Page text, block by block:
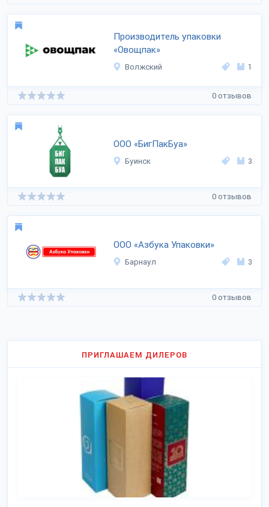
Производитель упаковки
«Овощпак»
Волжский 1
0 отзывов
ООО «БигПакБуа»
Буинск 3
0 отзывов
ООО «Азбука Упаковки»
Барнаул 3
0 отзывов
ПРИГЛАШАЕМ ДИЛЕРОВ